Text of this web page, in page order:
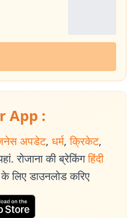
App :
अपडेट, धर्म, क्रिकेट,
रोजाना की ब्रेकिंग हिंदी
लिए डाउनलोड करिए